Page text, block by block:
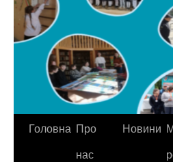
Головна Про
нас
Новини